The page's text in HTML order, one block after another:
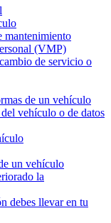
mantenimiento
(VMP)
de servicio o
de un vehículo
vehículo o de datos
un vehículo
la
debes llevar en tu